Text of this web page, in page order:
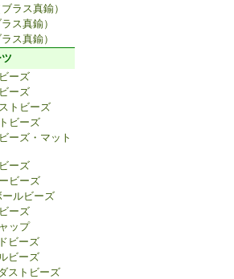
ラス真鍮）
ス真鍮）
ス真鍮）
ーズ
ーズ
トビーズ
ビーズ
ーズ・マット
ーズ
ビーズ
ールビーズ
ーズ
ップ
ビーズ
ビーズ
ストビーズ